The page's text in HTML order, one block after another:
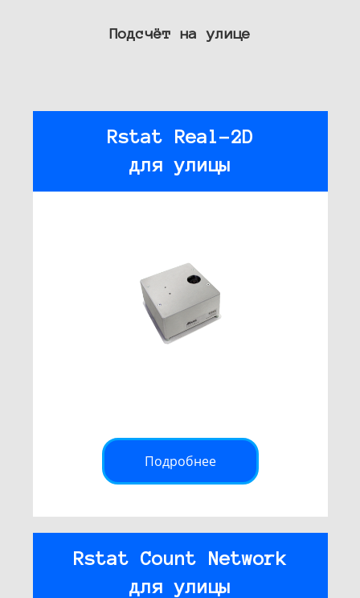
Подсчёт на улице
Rstat Real-2D
для улицы
Подробнее
Rstat Count Network
для улицы